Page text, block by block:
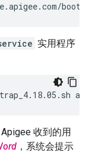
实用程序
收到的用
，系统会提示